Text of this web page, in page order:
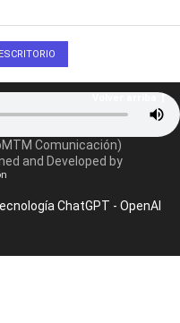
Comunicación)
and Developed by
ChatGPT - OpenAI